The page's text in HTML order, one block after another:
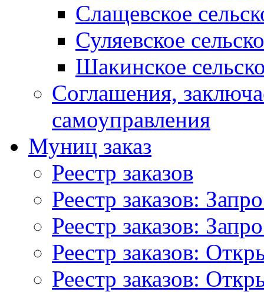
Слащевское
Суляевское
Шакинское
Соглашения,
самоуправления
Муниц заказ
Реестр заказов
Реестр заказов:
Реестр заказов:
Реестр заказов:
Реестр заказов: